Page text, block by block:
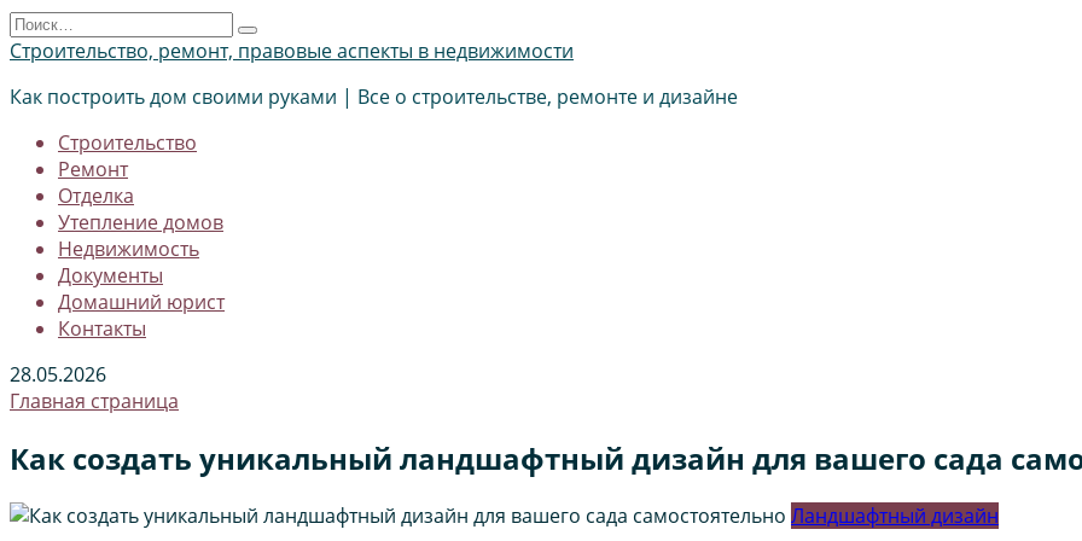
Перейти
к
Search
for:
Строительство, ремонт, правовые аспекты в недвижимости
Как построить дом своими руками | Все о строительстве, ремонте и дизайне
Строительство
Ремонт
Отделка
Утепление домов
Недвижимость
Документы
Домашний юрист
Контакты
28.05.2026
Главная страница
Как создать уникальный ландшафтный дизайн для вашего сада
Ландшафтный дизайн